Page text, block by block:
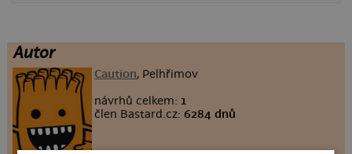
Autor
Caution, Pelhřimov
návrhů celkem: 1
člen Bastard.cz:6284 dnů